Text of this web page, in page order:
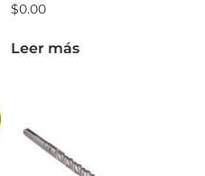
$0.00
Leer más